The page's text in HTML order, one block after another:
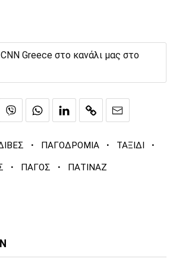
Greece στο κανάλι μας στο
· ΠΑΓΟΔΡΟΜΙΑ · ΤΑΞΙΔΙ ·
· ΠΑΓΟΣ · ΠΑΤΙΝΑΖ